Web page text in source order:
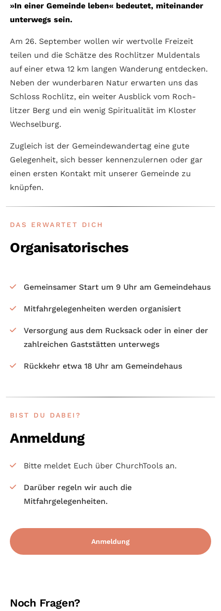
»In einer Gemein­de leben« bedeu­tet, mit­ein­ander
unter­wegs sein.
Am 26. Sep­tem­ber wollen wir wert­volle Frei­zeit
teilen und die Schätze des Roch­litzer Mulden­tals
auf einer etwa 12 km langen Wan­de­rung ent­decken.
Neben der wunder­baren Natur erwarten uns das
Schloss Rochlitz, ein weiter Ausblick vom Roch­
litzer Berg und ein wenig Spiri­tualität im Kloster
Wechsel­burg.
Zugleich ist der Gemeinde­wander­tag eine gute
Gelegen­heit, sich besser kennen­zu­lernen oder gar
einen ersten Kontakt mit unse­rer Gemein­de zu
knüpfen.
DAS ERWARTET DICH
Organisatorisches
Gemein­samer Start um 9 Uhr am Gemeinde­haus
Mit­fahr­gelegen­heiten werden organisiert
Versor­gung aus dem Ruck­sack oder in einer der
zahl­reichen Gast­stätten unter­wegs
Rück­kehr etwa 18 Uhr am Gemeinde­haus
BIST DU DABEI?
Anmeldung
Bitte meldet Euch über ChurchTools an.
Darüber regeln wir auch die
Mitfahrgelegenheiten.
Anmeldung
Noch Fragen?